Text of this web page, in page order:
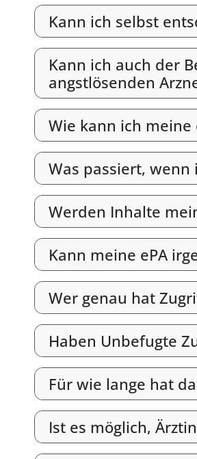
Kann ich selbst
Kann ich auch der
angstlösenden
Wie kann ich meine
Was passiert, wenn
Werden Inhalte
Kann meine ePA
Wer genau hat
Haben Unbefugte
Für wie lange hat
Ist es möglich,